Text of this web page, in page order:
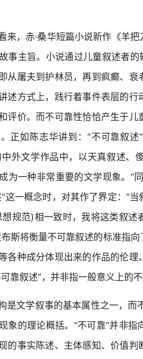
来，赤·桑华短篇小说新作《羊
事主旨。小说通过儿童叙述者
从屠夫到护林员，再到疯癫、
述方式上，践行着事件表层的
评价。而不可靠性恰恰产生于
正如陈志华讲到：“不可靠叙
外文学作品中，以天真叙述、
为一种非常重要的文学现象。”
这一概念时，对其作了界定：“
规范)相一致时，我将这类叙述
斯将衡量不可靠叙述的标准指
各种成分体现出来的作品的伦理
靠叙述”，并非指一般意义上的
是文学叙事的基本属性之一，
象的理论概括。“不可靠”并非
的事实陈述、主体感知、价值